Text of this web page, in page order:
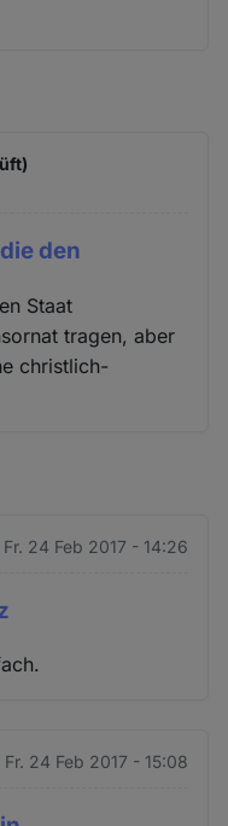
den
Staat
tragen, aber
christlich-
Fr. 24 Feb 2017 - 14:26
Fr. 24 Feb 2017 - 15:08